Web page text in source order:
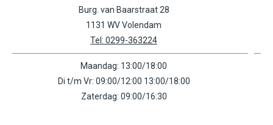
Molenwerf 10
1541 WR Koog a/d Zaan
Tel: 0756159602
Maandag: 11:00/18:00
Di t/m Vr: 09:00/18:00
Zaterdag: 09:00/17:00